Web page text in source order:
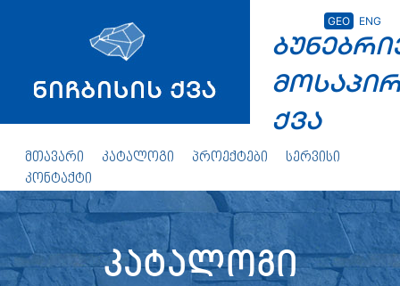
ქვა
მთავარი კატალოგი პროექტები
სერვისი
კონტაქტი
GEO ENG
კატალოგი